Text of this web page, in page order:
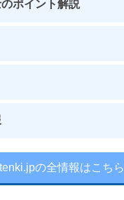
ポイント解説
tenki.jpの全情報はこちら